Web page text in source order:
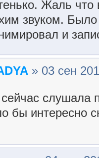
Жаль что
звуком.
и
» 03 сен
слушала
бы интересно